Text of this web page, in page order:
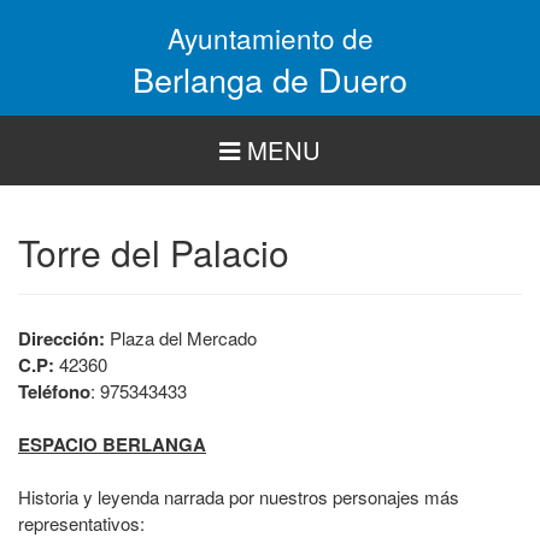
Ayuntamiento de
Berlanga de Duero
MENU
Torre del Palacio
Dirección: Plaza del Mercado
C.P: 42360
Teléfono: 975343433
ESPACIO BERLANGA
Historia y leyenda narrada por nuestros personajes más
representativos: